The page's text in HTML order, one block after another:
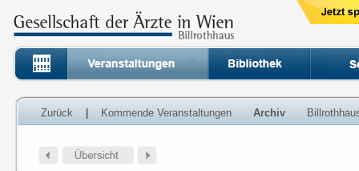
Zurück Kommende Veranstaltungen Archiv